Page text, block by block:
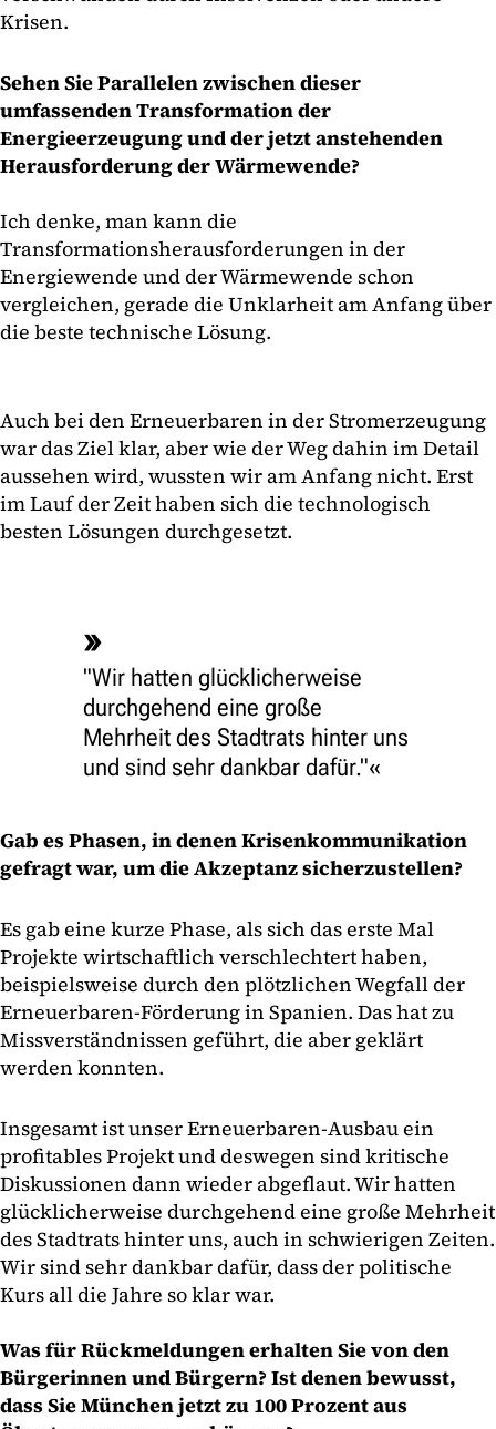
Krisen.
Sehen Sie Parallelen zwischen dieser
umfassenden Transformation der
Energieerzeugung und der jetzt anstehenden
Herausforderung der Wärmewende?
Ich denke, man kann die
Transformationsherausforderungen in der
Energiewende und der Wärmewende schon
vergleichen, gerade die Unklarheit am Anfang über
die beste technische Lösung.
Auch bei den Erneuerbaren in der Stromerzeugung
war das Ziel klar, aber wie der Weg dahin im Detail
aussehen wird, wussten wir am Anfang nicht. Erst
im Lauf der Zeit haben sich die technologisch
besten Lösungen durchgesetzt.
"Wir hatten glücklicherweise
durchgehend eine große
Mehrheit des Stadtrats hinter uns
und sind sehr dankbar dafür."
Gab es Phasen, in denen Krisenkommunikation
gefragt war, um die Akzeptanz sicherzustellen?
Es gab eine kurze Phase, als sich das erste Mal
Projekte wirtschaftlich verschlechtert haben,
beispielsweise durch den plötzlichen Wegfall der
Erneuerbaren-Förderung in Spanien. Das hat zu
Missverständnissen geführt, die aber geklärt
werden konnten.
Insgesamt ist unser Erneuerbaren-Ausbau ein
profitables Projekt und deswegen sind kritische
Diskussionen dann wieder abgeflaut. Wir hatten
glücklicherweise durchgehend eine große Mehrheit
des Stadtrats hinter uns, auch in schwierigen Zeiten.
Wir sind sehr dankbar dafür, dass der politische
Kurs all die Jahre so klar war.
Was für Rückmeldungen erhalten Sie von den
Bürgerinnen und Bürgern? Ist denen bewusst,
dass Sie München jetzt zu 100 Prozent aus